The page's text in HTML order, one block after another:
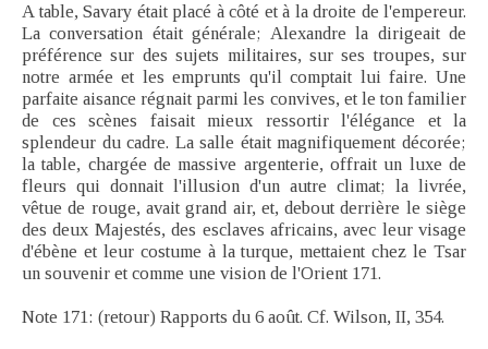
A table, Savary était placé à côté et à la droite de l'empereur.
La conversation était générale; Alexandre la dirigeait de
préférence sur des sujets militaires, sur ses troupes, sur
notre armée et les emprunts qu'il comptait lui faire. Une
parfaite aisance régnait parmi les convives, et le ton familier
de ces scènes faisait mieux ressortir l'élégance et la
splendeur du cadre. La salle était magnifiquement décorée;
la table, chargée de massive argenterie, offrait un luxe de
fleurs qui donnait l'illusion d'un autre climat; la livrée,
vêtue de rouge, avait grand air, et, debout derrière le siège
des deux Majestés, des esclaves africains, avec leur visage
d'ébène et leur costume à la turque, mettaient chez le Tsar
un souvenir et comme une vision de l'Orient 171.
Note 171: (retour) Rapports du 6 août. Cf. Wilson, II, 354.